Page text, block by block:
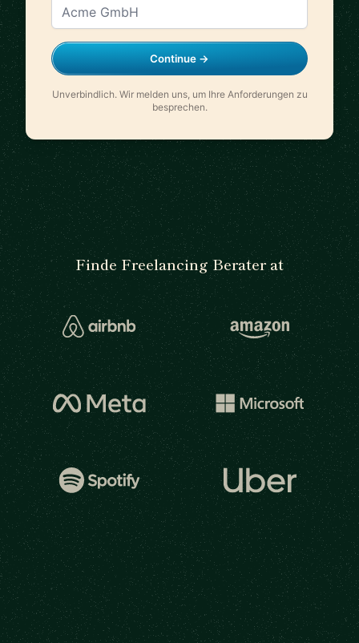
Continue →
Unverbindlich. Wir melden uns, um Ihre Anforderungen zu
besprechen.
Finde Freelancing Berater at